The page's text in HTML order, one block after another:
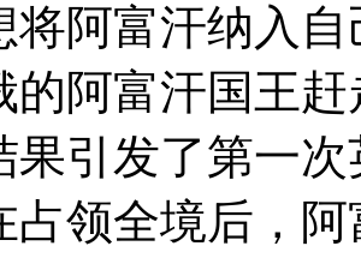
将阿富汗纳入
的阿富汗国王
果引发了第一
全境后，阿